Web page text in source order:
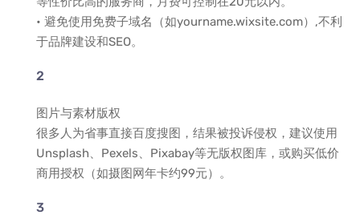
• 避免使用免费子域名（如yourname.wixsite.com）,不利
于品牌建设和SEO。
图片与素材版权
很多人为省事直接百度搜图，结果被投诉侵权，建议使用
Unsplash、Pexels、Pixabay等无版权图库，或购买低价
商用授权（如摄图网年卡约99元）。